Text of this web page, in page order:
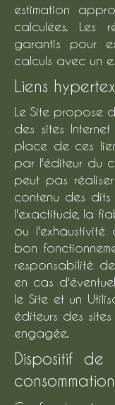
estimation
calculées. Les
garantis pour
calculs avec un
Liens
Le Site propose
des sites
place de ces
par l'éditeur du
peut pas
contenu des
l'exactitude, la
ou
bon
responsabilité
en cas
le Site et un
éditeurs des
engagée.
Dispositif
consommation